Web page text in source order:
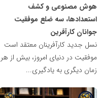
هوش مصنوعی و کشف
استعدادها، سه ضلع موفقیت
جوانان کارآفرین
نسل جدید کارآفرینان معتقد است
موفقیت در دنیای امروز، بیش از هر
زمان دیگری به یادگیری...